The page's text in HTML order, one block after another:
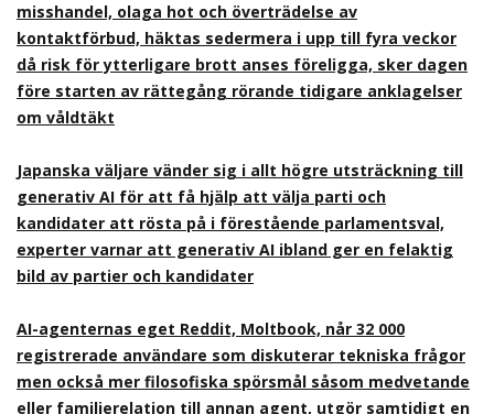
misshandel, olaga hot och överträdelse av
kontaktförbud, häktas sedermera i upp till fyra veckor
då risk för ytterligare brott anses föreligga, sker dagen
före starten av rättegång rörande tidigare anklagelser
om våldtäkt
Japanska väljare vänder sig i allt högre utsträckning till
generativ AI för att få hjälp att välja parti och
kandidater att rösta på i förestående parlamentsval,
experter varnar att generativ AI ibland ger en felaktig
bild av partier och kandidater
AI-agenternas eget Reddit, Moltbook, når 32 000
registrerade användare som diskuterar tekniska frågor
men också mer filosofiska spörsmål såsom medvetande
eller familjerelation till annan agent, utgör samtidigt en